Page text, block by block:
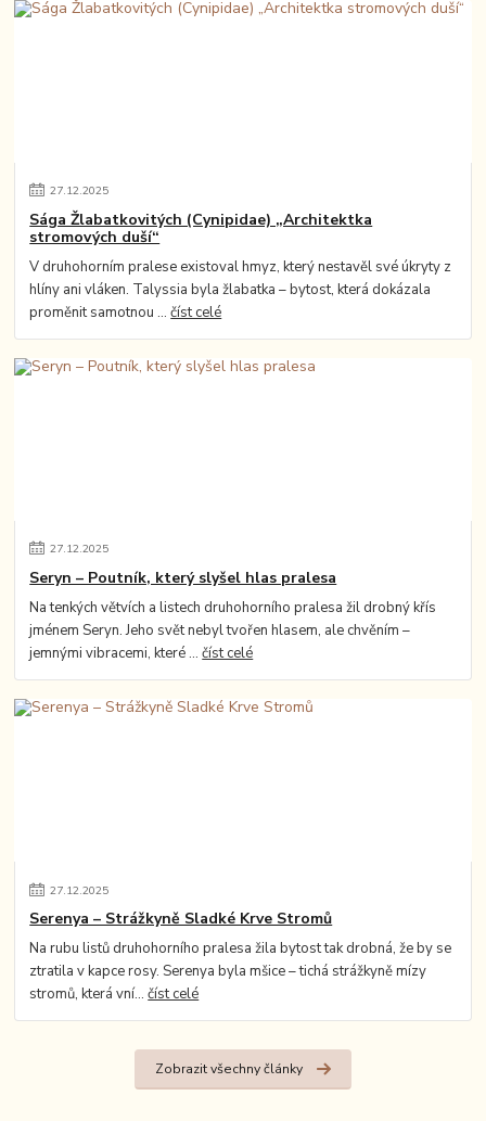
27.12.2025
Sága Žlabatkovitých (Cynipidae) „Architektka
stromových duší“
V druhohorním pralese existoval hmyz, který nestavěl své úkryty z
hlíny ani vláken. Talyssia byla žlabatka – bytost, která dokázala
proměnit samotnou ...číst celé
27.12.2025
Seryn – Poutník, který slyšel hlas pralesa
Na tenkých větvích a listech druhohorního pralesa žil drobný křís
jménem Seryn. Jeho svět nebyl tvořen hlasem, ale chvěním –
jemnými vibracemi, které ...číst celé
27.12.2025
Serenya – Strážkyně Sladké Krve Stromů
Na rubu listů druhohorního pralesa žila bytost tak drobná, že by se
ztratila v kapce rosy. Serenya byla mšice – tichá strážkyně mízy
stromů, která vní...číst celé
Zobrazit všechny články